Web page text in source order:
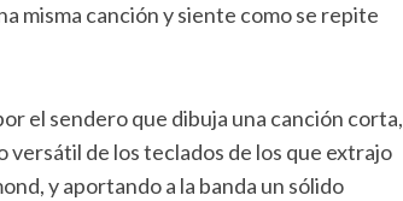
misma canción y siente como se repite
el sendero que dibuja una canción corta,
versátil de los teclados de los que extrajo
y aportando a la banda un sólido